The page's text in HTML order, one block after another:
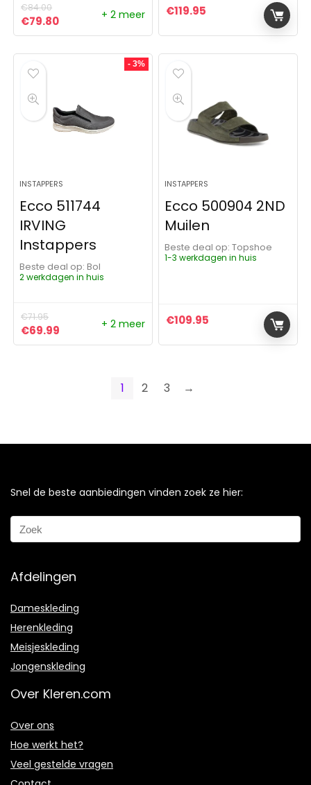
€84.00
Oorspronkelijke prijs was: €84.00.
€79.80Huidige prijs is: €79.80.
+ 2 meer €119.95
- 3%
INSTAPPERS
Ecco 511744
IRVING
Instappers
Beste deal op:
Bol
2 werkdagen in huis
€71.95
Oorspronkelijke prijs was: €71.95.
€69.99 Huidige prijs is: €69.99.
+ 2 meer
INSTAPPERS
Ecco 500904 2ND
Muilen
Beste deal op:
Topshoe
1-3 werkdagen in huis
€109.95
1 2 3 →
Snel de beste aanbiedingen vinden zoek ze hier:
Afdelingen
Dameskleding
Herenkleding
Meisjeskleding
Jongenskleding
Over Kleren.com
Over ons
Hoe werkt het?
Veel gestelde vragen